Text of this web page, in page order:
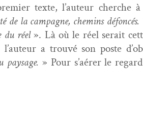
texte, l’au­teur cherche
de la cam­pagne, chemins
du réel». Là où le réel serait
a trou­vé son poste
paysage. » Pour s’aér­er le